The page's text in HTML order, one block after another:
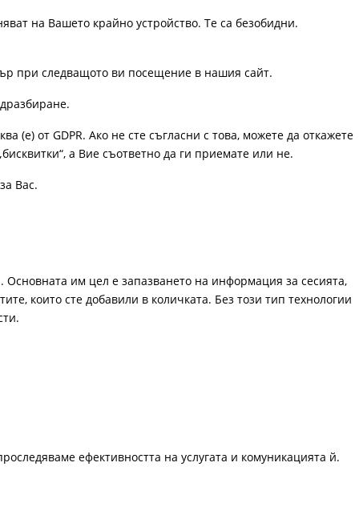
на Вашето крайно устройство. Те са безобидни.
при следващото ви посещение в нашия сайт.
(е) от GDPR. Ако не сте съгласни с това, можете да откажете
а Вие съответно да ги приемате или не.
Вас.
им цел е запазването на информация за сесията,
които сте добавили в количката. Без този тип технологии
ефективността на услугата и комуникацията й.